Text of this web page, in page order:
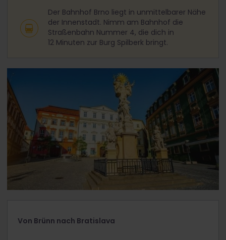
Der Bahnhof Brno liegt in unmittelbarer Nähe
der Innenstadt. Nimm am Bahnhof die
Straßenbahn Nummer 4, die dich in
12 Minuten zur Burg Spilberk bringt.
Von Brünn nach Bratislava